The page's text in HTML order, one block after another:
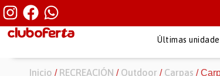
Últimas
Inicio / RECREACIÓN / Outdoor / Carpas /